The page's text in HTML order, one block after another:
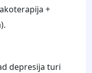
+
depresija turi